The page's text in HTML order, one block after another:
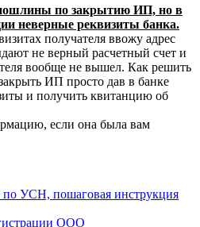
по закрытию ИП, но в
неверные реквизиты банка.
получателя ввожу адрес
не верный расчетный счет и
вообще не вышел. Как решить
ИП просто дав в банке
и получить квитанцию об
если она была вам
по УСН, пошаговая инструкция
ООО